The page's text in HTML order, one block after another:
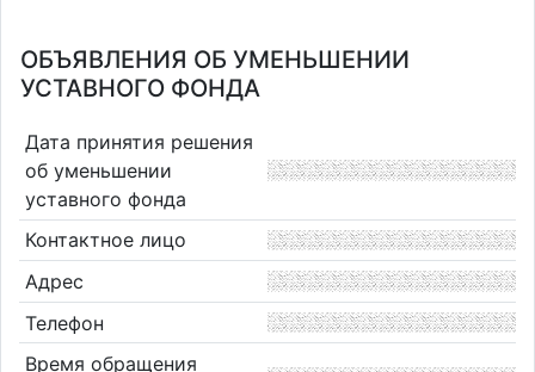
ОБЪЯВЛЕНИЯ ОБ УМЕНЬШЕНИИ
УСТАВНОГО ФОНДА
Дата принятия решения
об уменьшении
уставного фонда
Контактное лицо
Адрес
Телефон
Время обращения